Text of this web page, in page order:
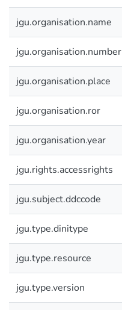
jgu.organisation.name
jgu.organisation.number
jgu.organisation.place
jgu.organisation.ror
jgu.organisation.year
jgu.rights.accessrights
jgu.subject.ddccode
jgu.type.dinitype
jgu.type.resource
jgu.type.version